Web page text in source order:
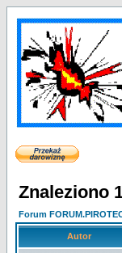
Znaleziono
Forum
Autor